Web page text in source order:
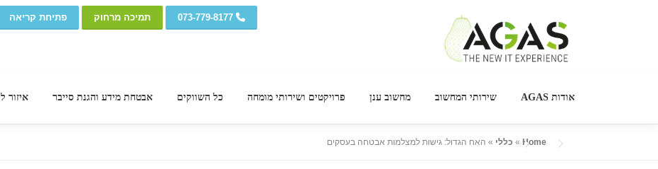
073-779-8177 תמיכה מרחוק פתיחת קריאה
אודות AGAS שירותי המחשוב מחשוב ענן פרויקטים ושירותי מומחה כל השווקים אבטחת מידע והגנת סייבר איזור
Home
» כללי » האח הגדול: גישות למצלמות אבטחה בעסקים